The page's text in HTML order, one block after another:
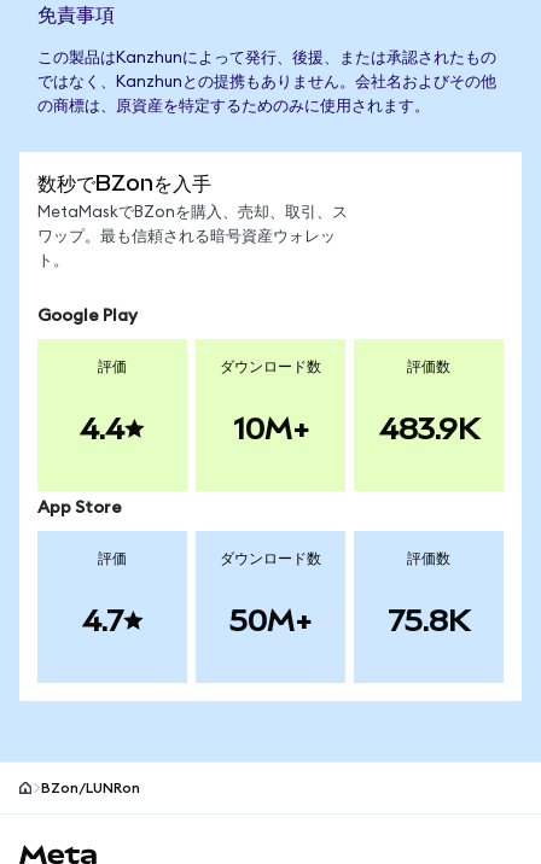
免責事項
この製品はKanzhunによって発行、後援、または承認されたもの
ではなく、Kanzhunとの提携もありません。会社名およびその他
の商標は、原資産を特定するためのみに使用されます。
数秒でBZonを入手
MetaMaskでBZonを購入、売却、取引、ス
ワップ。最も信頼される暗号資産ウォレッ
ト。
Google Play
評価
4.4
ダウンロード数
10M+
評価数
483.9K
App Store
評価
4.7
ダウンロード数
50M+
評価数
75.8K
BZon/LUNRon